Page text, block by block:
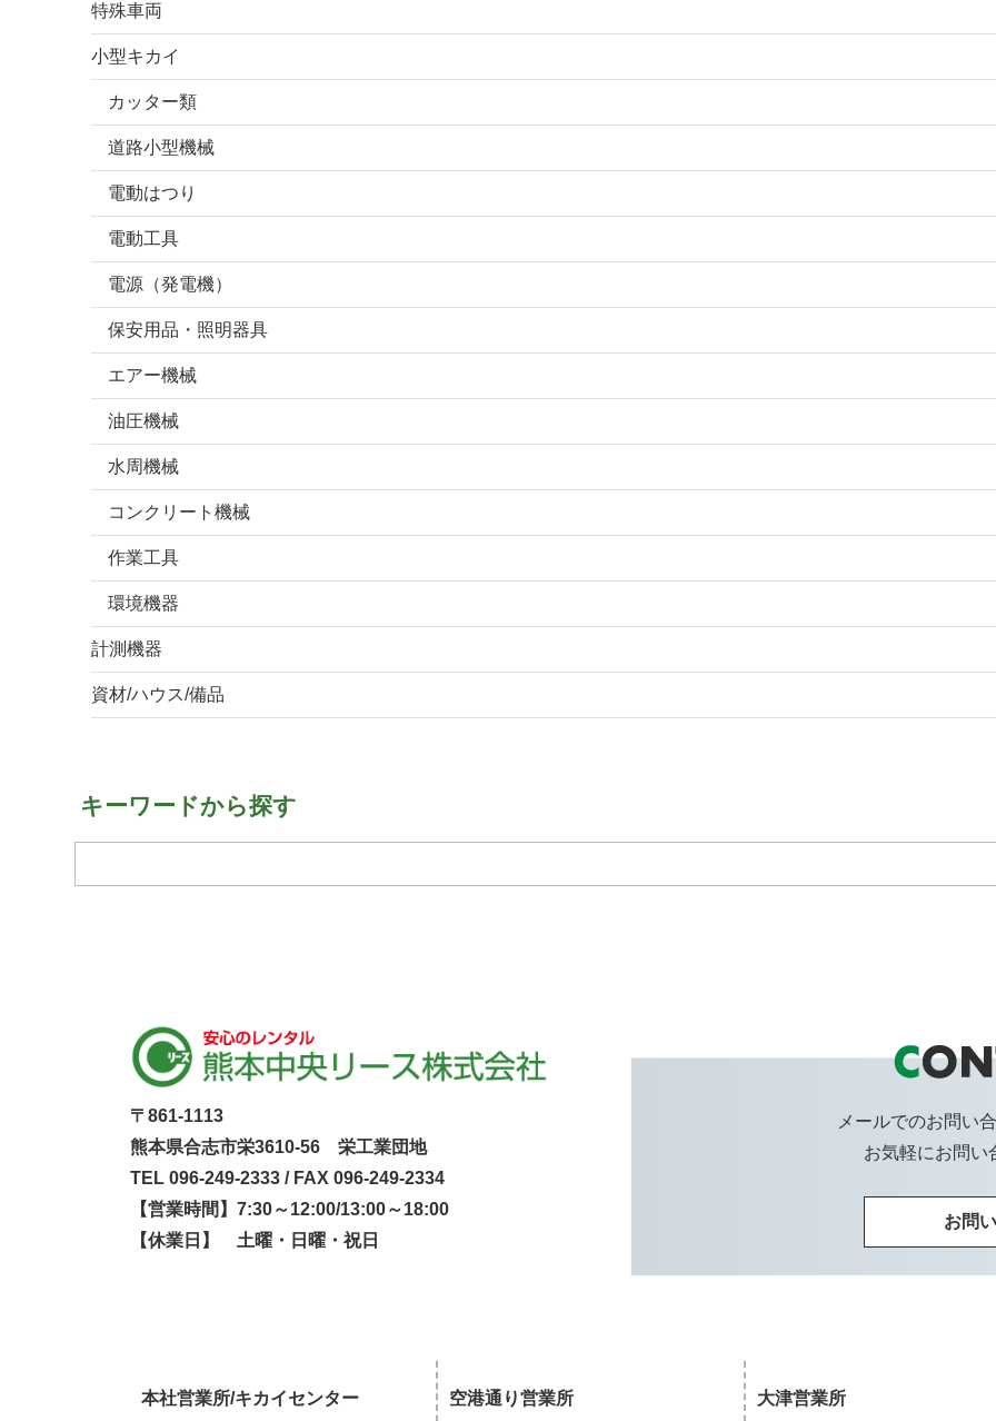
特殊車両
小型キカイ
カッター類
道路小型機械
電動はつり
電動工具
電源（発電機）
保安用品・照明器具
エアー機械
油圧機械
水周機械
コンクリート機械
作業工具
環境機器
計測機器
資材/ハウス/備品
キーワードから探す
〒861-1113
熊本県合志市栄3610-56 栄工業団地
TEL 096-249-2333 / FAX 096-249-2334
【営業時間】7:30～12:00/13:00～18:00
【休業日】 土曜・日曜・祝日
メールでのお問い
お気軽にお問い
お問
本社営業所/キカイセンター 空港通り営業所 大津営業所